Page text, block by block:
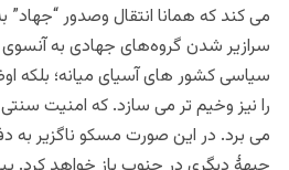
می کند که همانا انتقال وصدور
سرازیر شدن گروه‌های جهادی به آنسوی
سیاسی کشور های آسيای میانه؛ بلکه
را نیز وخیم تر می سازد. که امنیت
می برد. در این صورت مسکو ناگزیر به